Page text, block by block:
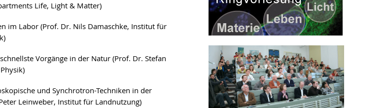
Life, Light & Matter)
im Labor (Prof. Dr. Nils Damaschke, Institut für
Vorgänge in der Natur (Prof. Dr. Stefan
und Synchrotron-Techniken in der
Leinweber, Institut für Landnutzung)